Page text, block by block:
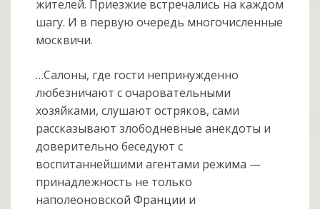
жителей. Приезжие встречались на каждом
шагу. И в первую очередь многочисленные
москвичи.
…Салоны, где гости непринужденно
любезничают с очаровательными
хозяйками, слушают остряков, сами
рассказывают злободневные анекдоты и
доверительно беседуют с
воспитаннейшими агентами режима —
принадлежность не только
наполеоновской Франции и